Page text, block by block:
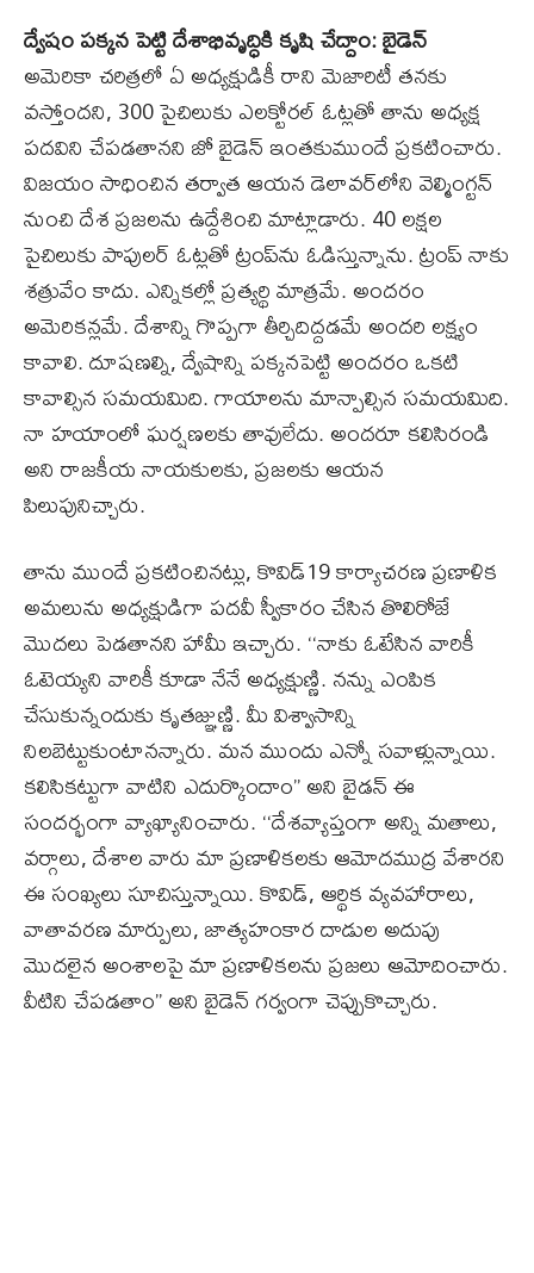
ద్వేషం పక్కన పెట్టి దేశాభివృద్ధికి కృషి చేద్దాం: బైడెన్‌
అమెరికా చరిత్రలో ఏ అధ్యక్షుడికీ రాని మెజారిటీ తనకు
వస్తోందని, 300 పైచిలుకు ఎలక్టోరల్‌ ఓట్లతో తాను అధ్యక్ష
పదవిని చేపడతానని జో బైడెన్‌ ఇంతకుముందే ప్రకటించారు.
విజయం సాధించిన తర్వాత ఆయన డెలావర్‌లోని వెల్మింగ్టన్‌
నుంచి దేశ ప్రజలను ఉద్దేశించి మాట్లాడారు. 40 లక్షల
పైచిలుకు పాపులర్‌ ఓట్లతో ట్రంప్‌ను ఓడిస్తున్నాను. ట్రంప్‌ నాకు
శత్రువేం కాదు. ఎన్నికల్లో ప్రత్యర్థి మాత్రమే. అందరం
అమెరికన్లమే. దేశాన్ని గొప్పగా తీర్చిదిద్దడమే అందరి లక్ష్యం
కావాలి. దూషణల్ని, ద్వేషాన్ని పక్కనపెట్టి అందరం ఒకటి
కావాల్సిన సమయమిది. గాయాలను మాన్పాల్సిన సమయమిది.
నా హయాంలో ఘర్షణలకు తావులేదు. అందరూ కలిసిరండి
అని రాజకీయ నాయకులకు, ప్రజలకు ఆయన
పిలుపునిచ్చారు.
తాను ముందే ప్రకటించినట్లు, కొవిడ్‌19 కార్యాచరణ ప్రణాళిక
అమలును అధ్యక్షుడిగా పదవీ స్వీకారం చేసిన తొలిరోజే
మొదలు పెడతానని హామీ ఇచ్చారు. ‘‘నాకు ఓటేసిన వారికీ
ఓటెయ్యని వారికీ కూడా నేనే అధ్యక్షుణ్ణి. నన్ను ఎంపిక
చేసుకున్నందుకు కృతజ్ఞుణ్ణి. మీ విశ్వాసాన్ని
నిలబెట్టుకుంటానన్నారు. మన ముందు ఎన్నో సవాళ్లున్నాయి.
కలిసికట్టుగా వాటిని ఎదుర్కొందాం’’ అని బైడన్‌ ఈ
సందర్భంగా వ్యాఖ్యానించారు. ‘‘దేశవ్యాప్తంగా అన్ని మతాలు,
వర్గాలు, దేశాల వారు మా ప్రణాళికలకు ఆమోదముద్ర వేశారని
ఈ సంఖ్యలు సూచిస్తున్నాయి. కొవిడ్‌, ఆర్థిక వ్యవహారాలు,
వాతావరణ మార్పులు, జాత్యహంకార దాడుల అదుపు
మొదలైన అంశాలపై మా ప్రణాళికలను ప్రజలు ఆమోదించారు.
వీటిని చేపడతాం’’ అని బైడెన్‌ గర్వంగా చెప్పుకొచ్చారు.